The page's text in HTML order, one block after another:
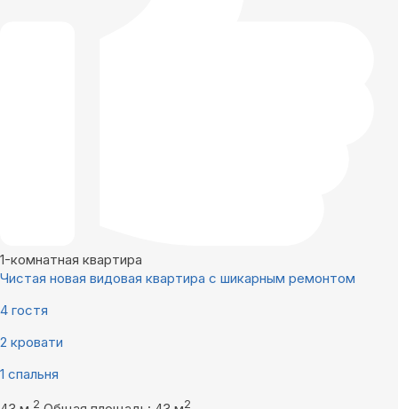
1-комнатная квартира
Чистая новая видовая квартира с шикарным ремонтом
4 гостя
2 кровати
1 спальня
2 2